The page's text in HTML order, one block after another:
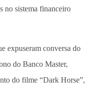
no sistema financeiro
expuseram conversa do
do Banco Master,
do filme “Dark Horse”,